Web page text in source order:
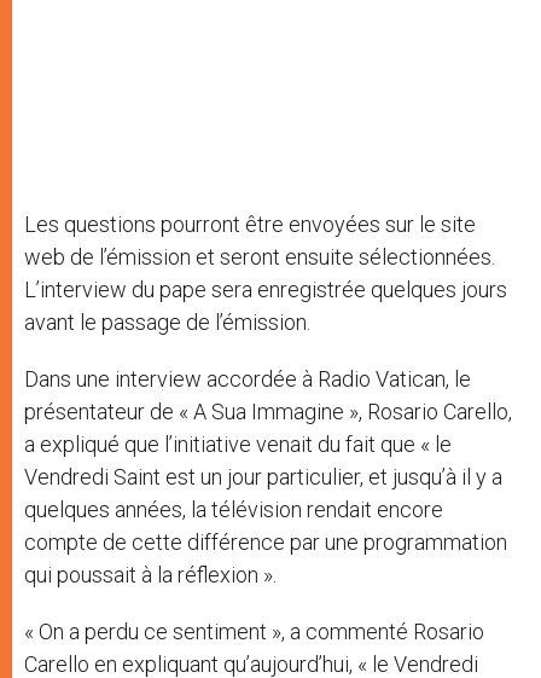
Les questions pourront être envoyées sur le site
web de l’émission et seront ensuite sélectionnées.
L’interview du pape sera enregistrée quelques jours
avant le passage de l’émission.
Dans une interview accordée à Radio Vatican, le
présentateur de « A Sua Immagine », Rosario Carello,
a expliqué que l’initiative venait du fait que « le
Vendredi Saint est un jour particulier, et jusqu’à il y a
quelques années, la télévision rendait encore
compte de cette différence par une programmation
qui poussait à la réflexion ».
« On a perdu ce sentiment », a commenté Rosario
Carello en expliquant qu’aujourd’hui, « le Vendredi